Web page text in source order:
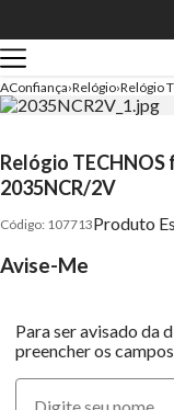
AConfiança Relógio Relógio
Relógio
2035NCR/2V
107713Produto
Avise-Me
Para ser avisado da
preencher os